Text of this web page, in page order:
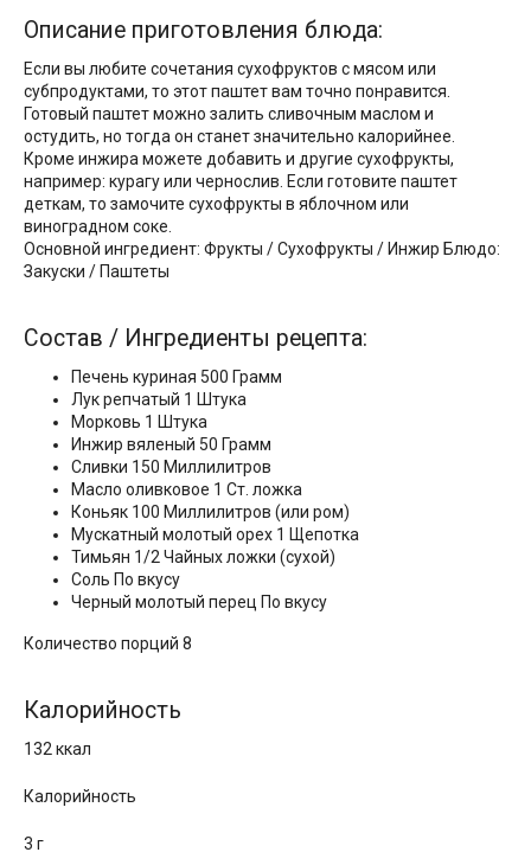
Описание приготовления блюда:
Если вы любите сочетания сухофруктов с мясом или
субпродуктами, то этот паштет вам точно понравится.
Готовый паштет можно залить сливочным маслом и
остудить, но тогда он станет значительно калорийнее.
Кроме инжира можете добавить и другие сухофрукты,
например: курагу или чернослив. Если готовите паштет
деткам, то замочите сухофрукты в яблочном или
виноградном соке.
Основной ингредиент: Фрукты / Сухофрукты / Инжир Блюдо:
Закуски / Паштеты
Состав / Ингредиенты рецепта:
Печень куриная 500 Грамм
Лук репчатый 1 Штука
Морковь 1 Штука
Инжир вяленый 50 Грамм
Сливки 150 Миллилитров
Масло оливковое 1 Ст. ложка
Коньяк 100 Миллилитров (или ром)
Мускатный молотый орех 1 Щепотка
Тимьян 1/2 Чайных ложки (сухой)
Соль По вкусу
Черный молотый перец По вкусу
Количество порций 8
Калорийность
132 ккал
Калорийность
3 г